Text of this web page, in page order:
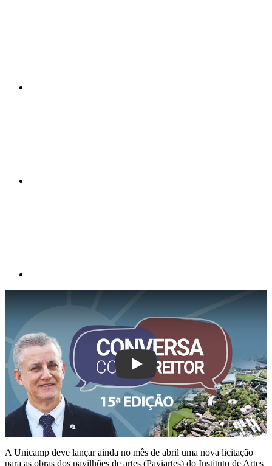
Play
A Unicamp deve lançar ainda no mês de abril uma nova licitação
para as obras dos pavilhões de artes (Paviartes) do Instituto de Artes